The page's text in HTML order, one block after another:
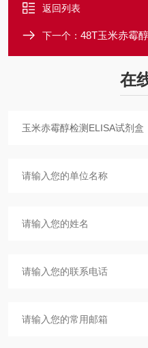
返回列表
下一个： 48T玉米赤霉
在